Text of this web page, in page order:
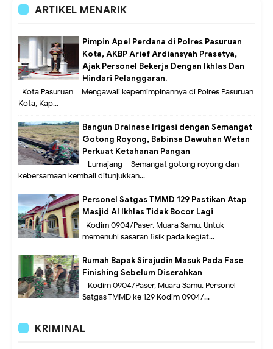
ARTIKEL MENARIK
Pimpin Apel Perdana di Polres Pasuruan
Kota, AKBP Arief Ardiansyah Prasetya,
Ajak Personel Bekerja Dengan Ikhlas Dan
Hindari Pelanggaran.
Kota Pasuruan – Mengawali kepemimpinannya di Polres Pasuruan
Kota, Kap...
Bangun Drainase Irigasi dengan Semangat
Gotong Royong, Babinsa Dawuhan Wetan
Perkuat Ketahanan Pangan
Lumajang – Semangat gotong royong dan
kebersamaan kembali ditunjukkan...
Personel Satgas TMMD 129 Pastikan Atap
Masjid Al Ikhlas Tidak Bocor Lagi
Kodim 0904/Paser, Muara Samu. Untuk
memenuhi sasaran fisik pada kegiat...
Rumah Bapak Sirajudin Masuk Pada Fase
Finishing Sebelum Diserahkan
Kodim 0904/Paser, Muara Samu. Personel
Satgas TMMD ke 129 Kodim 0904/...
KRIMINAL